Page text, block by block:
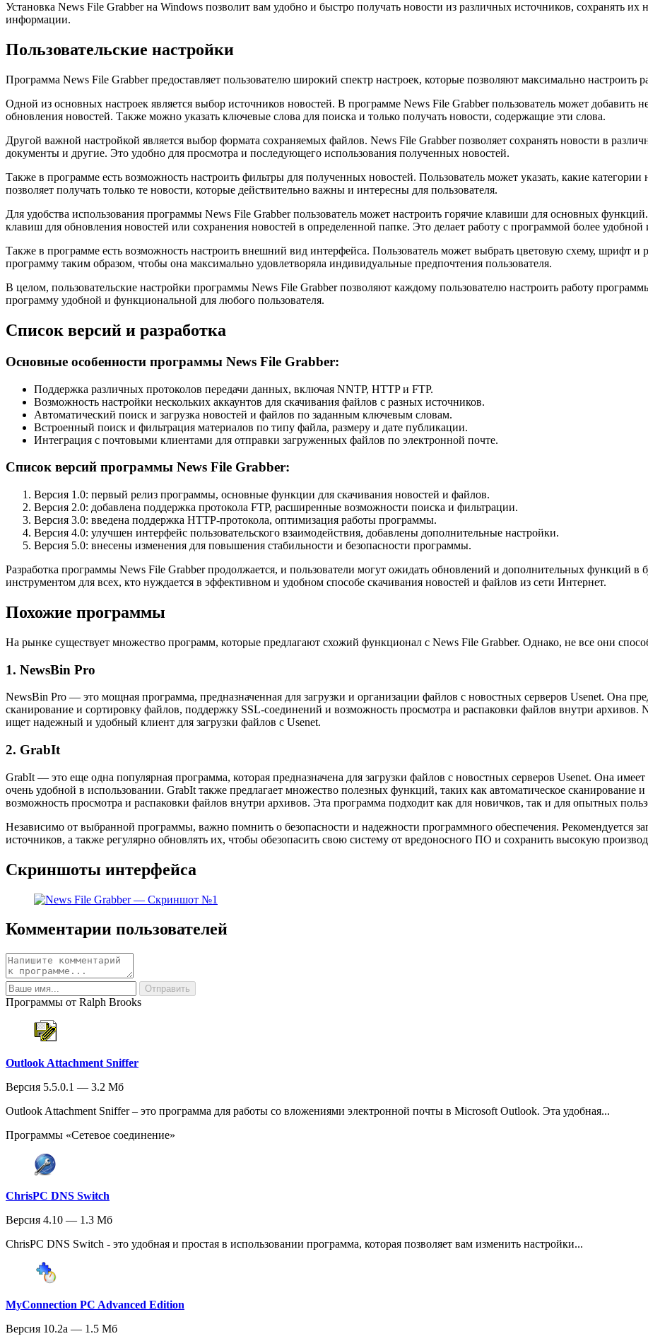
Установка News File Grabber на Windows позволит вам удобно и быстро получать новости из различных источников, сохранять
информации.
Пользовательские настройки
Программа News File Grabber предоставляет пользователю широкий спектр настроек, которые позволяют максимально
Одной из основных настроек является выбор источников новостей. В программе News File Grabber пользователь может добавить
обновления новостей. Также можно указать ключевые слова для поиска и только получать новости, содержащие эти слова.
Другой важной настройкой является выбор формата сохраняемых файлов. News File Grabber позволяет сохранять новости в
документы и другие. Это удобно для просмотра и последующего использования полученных новостей.
Также в программе есть возможность настроить фильтры для полученных новостей. Пользователь может указать, какие
позволяет получать только те новости, которые действительно важны и интересны для пользователя.
Для удобства использования программы News File Grabber пользователь может настроить горячие клавиши для основных
клавиш для обновления новостей или сохранения новостей в определенной папке. Это делает работу с программой более удобной
Также в программе есть возможность настроить внешний вид интерфейса. Пользователь может выбрать цветовую схему, шрифт и
программу таким образом, чтобы она максимально удовлетворяла индивидуальные предпочтения пользователя.
В целом, пользовательские настройки программы News File Grabber позволяют каждому пользователю настроить работу
программу удобной и функциональной для любого пользователя.
Список версий и разработка
Основные особенности программы News File Grabber:
Поддержка различных протоколов передачи данных, включая NNTP, HTTP и FTP.
Возможность настройки нескольких аккаунтов для скачивания файлов с разных источников.
Автоматический поиск и загрузка новостей и файлов по заданным ключевым словам.
Встроенный поиск и фильтрация материалов по типу файла, размеру и дате публикации.
Интеграция с почтовыми клиентами для отправки загруженных файлов по электронной почте.
Список версий программы News File Grabber:
Версия 1.0: первый релиз программы, основные функции для скачивания новостей и файлов.
Версия 2.0: добавлена поддержка протокола FTP, расширенные возможности поиска и фильтрации.
Версия 3.0: введена поддержка HTTP-протокола, оптимизация работы программы.
Версия 4.0: улучшен интерфейс пользовательского взаимодействия, добавлены дополнительные настройки.
Версия 5.0: внесены изменения для повышения стабильности и безопасности программы.
Разработка программы News File Grabber продолжается, и пользователи могут ожидать обновлений и дополнительных функций
инструментом для всех, кто нуждается в эффективном и удобном способе скачивания новостей и файлов из сети Интернет.
Похожие программы
На рынке существует множество программ, которые предлагают схожий функционал с News File Grabber. Однако, не все они
1. NewsBin Pro
NewsBin Pro — это мощная программа, предназначенная для загрузки и организации файлов с новостных серверов Usenet. Она
сканирование и сортировку файлов, поддержку SSL-соединений и возможность просмотра и распаковки файлов внутри архивов.
ищет надежный и удобный клиент для загрузки файлов с Usenet.
2. GrabIt
GrabIt — это еще одна популярная программа, которая предназначена для загрузки файлов с новостных серверов Usenet. Она
очень удобной в использовании. GrabIt также предлагает множество полезных функций, таких как автоматическое сканирование
возможность просмотра и распаковки файлов внутри архивов. Эта программа подходит как для новичков, так и для опытных
Независимо от выбранной программы, важно помнить о безопасности и надежности программного обеспечения. Рекомендуется
источников, а также регулярно обновлять их, чтобы обезопасить свою систему от вредоносного ПО и сохранить высокую
Скриншоты интерфейса
Комментарии пользователей
Программы от Ralph Brooks
Outlook Attachment Sniffer
Версия 5.5.0.1 — 3.2 Мб
Outlook Attachment Sniffer – это программа для работы со вложениями электронной почты в Microsoft Outlook. Эта удобная...
Программы «Сетевое соединение»
ChrisPC DNS Switch
Версия 4.10 — 1.3 Мб
ChrisPC DNS Switch - это удобная и простая в использовании программа, которая позволяет вам изменить настройки...
MyConnection PC Advanced Edition
Версия 10.2a — 1.5 Мб